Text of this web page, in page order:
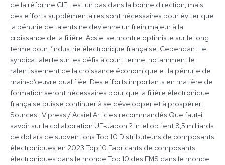
de la réforme CIEL est un pas dans la bonne direction, mais
des efforts supplémentaires sont nécessaires pour éviter que
la pénurie de talents ne devienne un frein majeur à la
croissance de la filière. Acsiel se montre optimiste sur le long
terme pour l’industrie électronique française. Cependant, le
syndicat alerte sur les défis à court terme, notamment le
ralentissement de la croissance économique et la pénurie de
main-d’œuvre qualifiée. Des efforts importants en matière de
formation seront nécessaires pour que la filière électronique
française puisse continuer à se développer et à prospérer.
Sources : Vipress / Acsiel Articles recommandés Que faut-il
savoir sur la collaboration UE-Japon ? Intel obtient 8,5 milliards
de dollars de subventions Top 10 Distributeurs de composants
électroniques en 2023 Top 10 Fabricants de composants
électroniques dans le monde Top 10 des EMS dans le monde